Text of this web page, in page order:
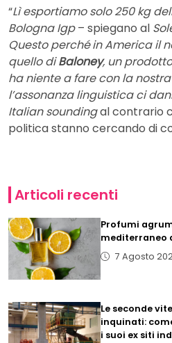
“Lì esportiamo solo 250 kg
Bologna Igp– spiegano al
Questo perché in America il
quello diBaloney, un
ha niente a fare con la
l’assonanza linguistica ci
Italian soundingal contrario
politica stanno cercando di
Articoli recenti
Profumi
mediterraneo
7 Agosto
Le seconde
inquinati:
i suoi ex siti